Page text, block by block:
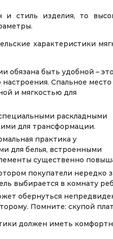
стиль изделия, то
характеристики
обязана быть удобной – это
Спальное место
и мягкостью для
раскладными
для трансформации.
практика у
для белья, встроенными
существенно
покупатели
выбирается в комнату
обернуться
Помните: скупой
должен иметь